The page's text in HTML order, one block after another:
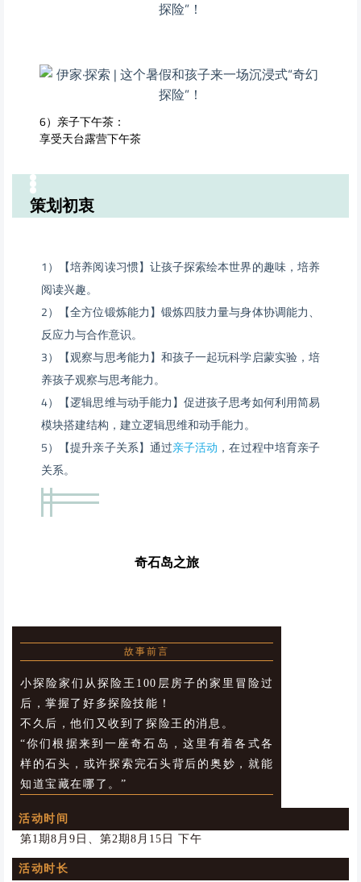
6）亲子下午茶：
享受天台露营下午茶
策划初衷
1）【培养阅读习惯】让孩子探索绘本世界的趣味，培养
阅读兴趣。
2）【全方位锻炼能力】锻炼四肢力量与身体协调能力、
反应力与合作意识。
3）【观察与思考能力】和孩子一起玩科学启蒙实验，培
养孩子观察与思考能力。
4）【逻辑思维与动手能力】促进孩子思考如何利用简易
模块搭建结构，建立逻辑思维和动手能力。
5）【提升亲子关系】通过亲子活动 ，在过程中培育亲子
关系。
奇石岛之旅
故事前言
小探险家们从探险王100层房子的家里冒险过
后，掌握了好多探险技能！
不久后，他们又收到了探险王的消息。
“你们根据来到一座奇石岛，这里有着各式各
样的石头，或许探索完石头背后的奥妙，就能
知道宝藏在哪了。”
活动时间
第1期8月9日、第2期8月15日 下午
活动时长